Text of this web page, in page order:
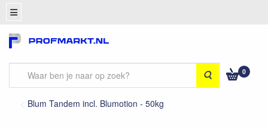
Zoeken 0
Blum Tandem incl. Blumotion - 50kg